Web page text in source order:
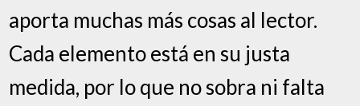
aporta muchas más cosas al lector.
Cada elemento está en su justa
medida, por lo que no sobra ni falta